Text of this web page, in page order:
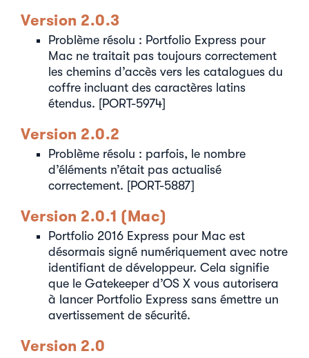
Version 2.0.3
Problème résolu : Portfolio Express pour
Mac ne traitait pas toujours correctement
les chemins d’accès vers les catalogues du
coffre incluant des caractères latins
étendus. [PORT-5974]
Version 2.0.2
Problème résolu : parfois, le nombre
d’éléments n’était pas actualisé
correctement. [PORT-5887]
Version 2.0.1 (Mac)
Portfolio 2016 Express pour Mac est
désormais signé numériquement avec notre
identifiant de développeur. Cela signifie
que le Gatekeeper d’OS X vous autorisera
à lancer Portfolio Express sans émettre un
avertissement de sécurité.
Version 2.0